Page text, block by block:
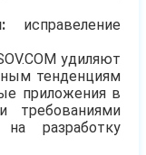
исправеление
удиляют
тенденциям
приложения в
требованиями
разработку